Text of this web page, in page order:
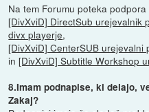
Na tem Forumu poteka
[DivXviD] DirectSub urejevalnik
divx playerje,
[DivXviD] CenterSUB
in[DivXviD] Subtitle Workshop
8.Imam podnapise, ki delajo,
Zakaj?